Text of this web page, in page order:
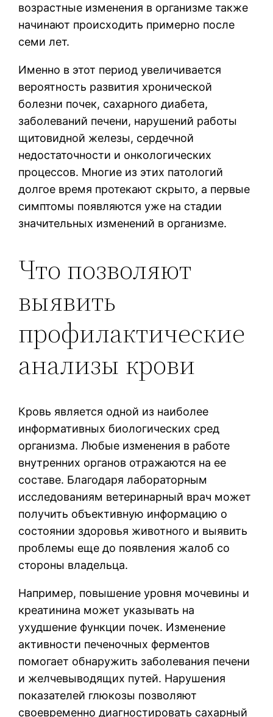
возрастные изменения в организме также
начинают происходить примерно после
семи лет.
Именно в этот период увеличивается
вероятность развития хронической
болезни почек, сахарного диабета,
заболеваний печени, нарушений работы
щитовидной железы, сердечной
недостаточности и онкологических
процессов. Многие из этих патологий
долгое время протекают скрыто, а первые
симптомы появляются уже на стадии
значительных изменений в организме.
Что позволяют
выявить
профилактические
анализы крови
Кровь является одной из наиболее
информативных биологических сред
организма. Любые изменения в работе
внутренних органов отражаются на ее
составе. Благодаря лабораторным
исследованиям ветеринарный врач может
получить объективную информацию о
состоянии здоровья животного и выявить
проблемы еще до появления жалоб со
стороны владельца.
Например, повышение уровня мочевины и
креатинина может указывать на
ухудшение функции почек. Изменение
активности печеночных ферментов
помогает обнаружить заболевания печени
и желчевыводящих путей. Нарушения
показателей глюкозы позволяют
своевременно диагностировать сахарный